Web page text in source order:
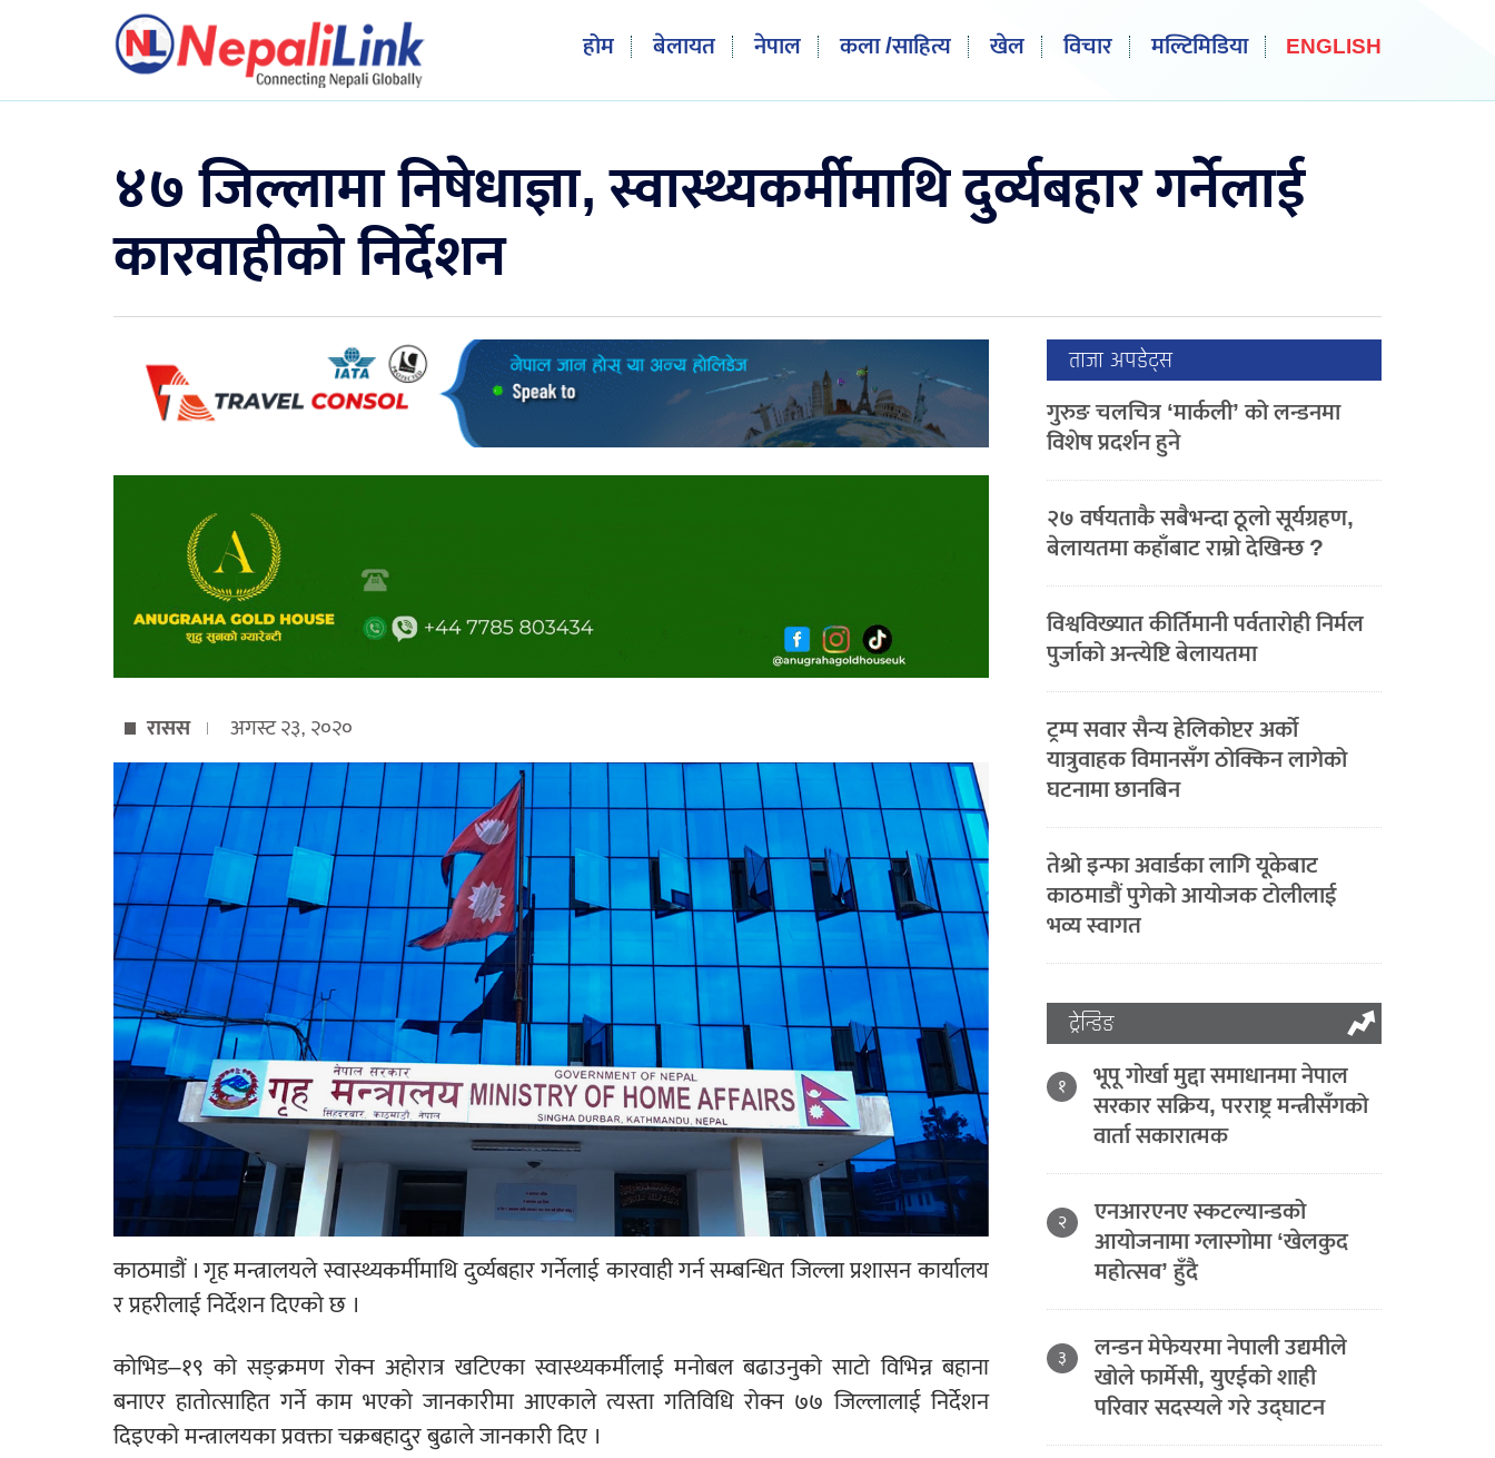
होम बेलायत नेपाल कला /साहित्य खेल विचार मल्टिमिडिया ENGLISH
४७ जिल्लामा निषेधाज्ञा, स्वास्थ्यकर्मीमाथि दुर्व्यबहार गर्नेलाई
कारवाहीको निर्देशन
रासस अगस्ट २३, २०२०
काठमाडौं । गृह मन्त्रालयले स्वास्थ्यकर्मीमाथि दुर्व्यबहार गर्नेलाई कारवाही गर्न सम्बन्धित जिल्ला प्रशासन कार्यालय
र प्रहरीलाई निर्देशन दिएको छ ।
कोभिड–१९ को सङ्क्रमण रोक्न अहोरात्र खटिएका स्वास्थ्यकर्मीलाई मनोबल बढाउनुको साटो विभिन्न बहाना
बनाएर हातोत्साहित गर्ने काम भएको जानकारीमा आएकाले त्यस्ता गतिविधि रोक्न ७७ जिल्लालाई निर्देशन
दिइएको मन्त्रालयका प्रवक्ता चक्रबहादुर बुढाले जानकारी दिए ।
ताजा अपडेट्स
गुरुङ चलचित्र ‘मार्कली’ को लन्डनमा
विशेष प्रदर्शन हुने
२७ वर्षयताकै सबैभन्दा ठूलो सूर्यग्रहण,
बेलायतमा कहाँबाट राम्रो देखिन्छ ?
विश्वविख्यात कीर्तिमानी पर्वतारोही निर्मल
पुर्जाको अन्त्येष्टि बेलायतमा
ट्रम्प सवार सैन्य हेलिकोप्टर अर्को
यात्रुवाहक विमानसँग ठोक्किन लागेको
घटनामा छानबिन
तेश्रो इन्फा अवार्डका लागि यूकेबाट
काठमाडौं पुगेको आयोजक टोलीलाई
भव्य स्वागत
ट्रेन्डिङ
१ भूपू गोर्खा मुद्दा समाधानमा नेपाल
सरकार सक्रिय, परराष्ट्र मन्त्रीसँगको
वार्ता सकारात्मक
२ एनआरएनए स्कटल्यान्डको
आयोजनामा ग्लास्गोमा ‘खेलकुद
महोत्सव’ हुँदै
३ लन्डन मेफेयरमा नेपाली उद्यमीले
खोले फार्मेसी, युएईको शाही
परिवार सदस्यले गरे उद्घाटन